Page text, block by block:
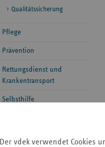
Der vdek verwendet Cookies
Qualitätssicherung
Pflege
Prävention
Rettungsdienst und
Krankentransport
Selbsthilfe